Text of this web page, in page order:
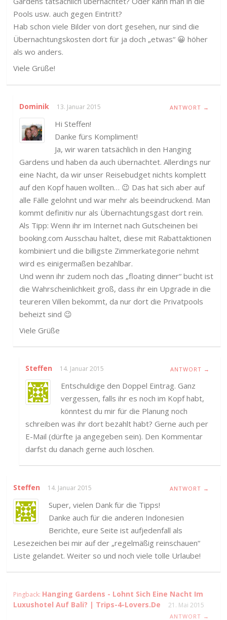
Pools usw. auch gegen Eintritt?
Hab schon viele Bilder von dort gesehen, nur sind die
Übernachtungskosten dort für ja doch „etwas“ 😀 höher
als wo anders.
Viele Grüße!
Dominik 13. Januar 2015 ANTWORT →
Hi Steffen!
Danke fürs Kompliment!
Ja, wir waren tatsächlich in den Hanging
Gardens und haben da auch übernachtet. Allerdings nur
eine Nacht, da wir unser Reisebudget nichts komplett
auf den Kopf hauen wollten… 😉 Das hat sich aber auf
alle Fälle gelohnt und war mehr als beeindruckend. Man
kommt definitiv nur als Übernachtungsgast dort rein.
Als Tipp: Wenn ihr im Internet nach Gutscheinen bei
booking.com Ausschau haltet, diese mit Rabattaktionen
kombiniert und die billigste Zimmerkategorie nehmt
wird es einigermaßen bezahlbar.
Und wenn ihr zudem noch das „floating dinner“ bucht ist
die Wahrscheinlichkeit groß, dass ihr ein Upgrade in die
teureren Villen bekommt, da nur dort die Privatpools
beheizt sind 😉
Viele Grüße
Steffen 14. Januar 2015 ANTWORT →
Entschuldige den Doppel Eintrag. Ganz
vergessen, falls ihr es noch im Kopf habt,
könntest du mir für die Planung noch
schreiben was ihr dort bezahlt habt? Gerne auch per
E-Mail (dürfte ja angegeben sein). Den Kommentar
darfst du danach gerne auch löschen.
Steffen 14. Januar 2015 ANTWORT →
Super, vielen Dank für die Tipps!
Danke auch für die anderen Indonesien
Berichte, eure Seite ist aufjedenfall als
Lesezeichen bei mir auf der „regelmäßig reinschauen“
Liste gelandet. Weiter so und noch viele tolle Urlaube!
Pingback: Hanging Gardens - Lohnt Sich Eine Nacht Im
Luxushotel Auf Bali? | Trips-4-Lovers.de
21. Mai 2015
ANTWORT →